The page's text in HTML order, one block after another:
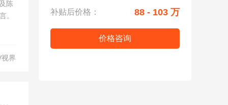
陈
。
界
补贴后价格： 88 - 103 万
价格咨询